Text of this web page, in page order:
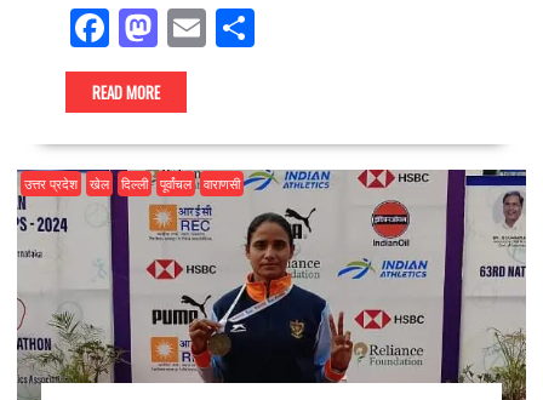
F
ac
e
b
o
o
k
M
as
to
d
o
n
E
l
S
e
READ MORE
उत्तर प्रदेश खेल दिल्ली पूर्वांचल वाराणसी